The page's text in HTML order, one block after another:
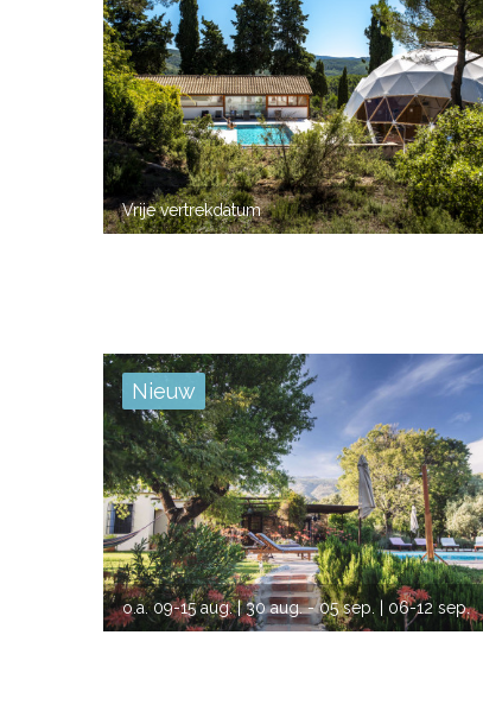
VORIGE
Vrije vertrekdatum
VORIGE
Nieuw
o.a.09-15 aug.| 30 aug. - 05 sep.| 06-12 sep.